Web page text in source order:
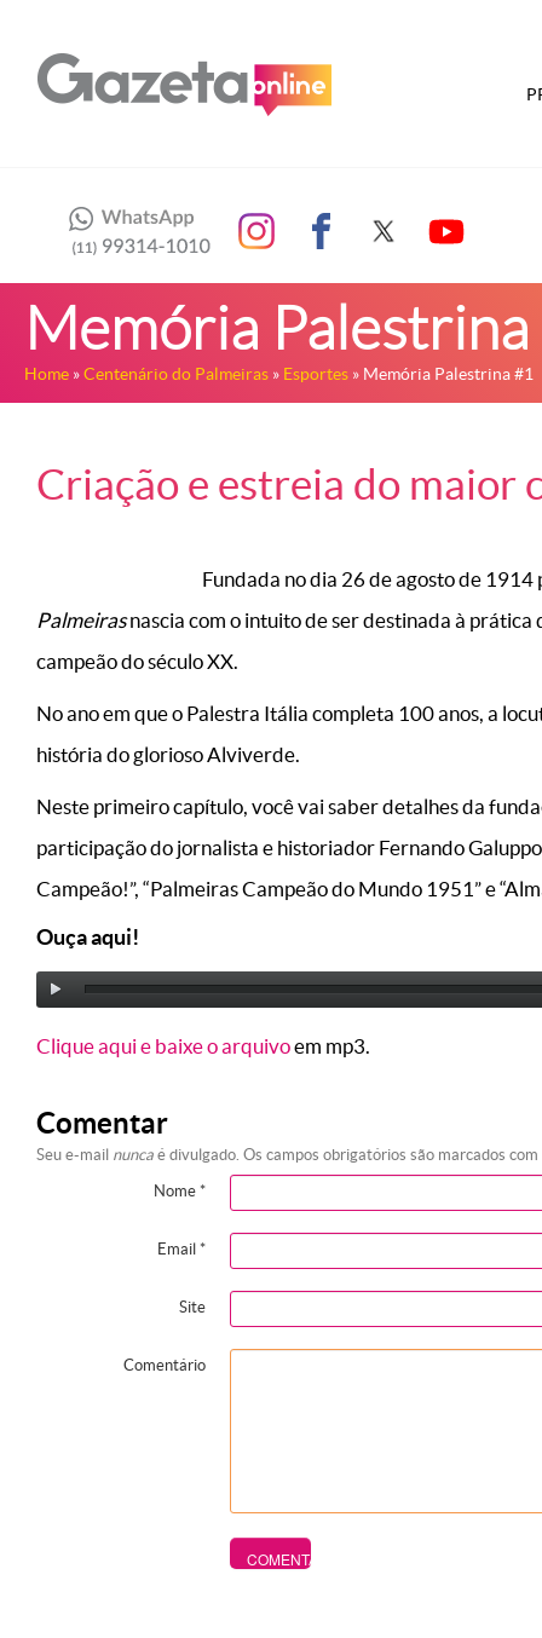
Memória
Home »Centenário do Palmeiras » Esportes » Memória Palestrina #1
Criação e estreia do maior
Fundada no dia 26 de agosto de
Palmeirasnascia com o intuito de ser destinada à
campeão do século XX.
No ano em que o Palestra Itália completa 100 anos, a
história do glorioso Alviverde.
Neste primeiro capítulo, você vai saber detalhes da
participação do jornalista e historiador Fernando
Campeão!”, “Palmeiras Campeão do Mundo 1951” e
Ouça aqui!
Clique aqui e baixe o arquivoem mp3.
Comentar
Seu e-mail nunca é divulgado. Os campos obrigatórios são marcados com
Nome *
Email *
Site
Comentário